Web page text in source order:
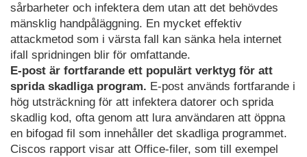
sårbarheter och infektera dem utan att det behövdes
mänsklig handpåläggning. En mycket effektiv
attackmetod som i värsta fall kan sänka hela internet
ifall spridningen blir för omfattande.
E-post är fortfarande ett populärt verktyg för att
sprida skadliga program. E-post används fortfarande i
hög utsträckning för att infektera datorer och sprida
skadlig kod, ofta genom att lura användaren att öppna
en bifogad fil som innehåller det skadliga programmet.
Ciscos rapport visar att Office-filer, som till exempel